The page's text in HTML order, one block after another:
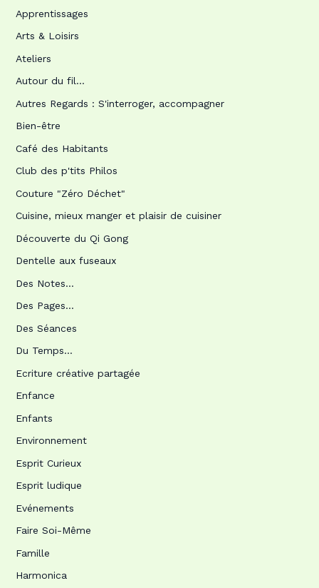
Apprentissages
Arts & Loisirs
Ateliers
Autour du fil…
Autres Regards : S'interroger, accompagner
Bien-être
Café des Habitants
Club des p'tits Philos
Couture "Zéro Déchet"
Cuisine, mieux manger et plaisir de cuisiner
Découverte du Qi Gong
Dentelle aux fuseaux
Des Notes…
Des Pages…
Des Séances
Du Temps…
Ecriture créative partagée
Enfance
Enfants
Environnement
Esprit Curieux
Esprit ludique
Evénements
Faire Soi-Même
Famille
Harmonica